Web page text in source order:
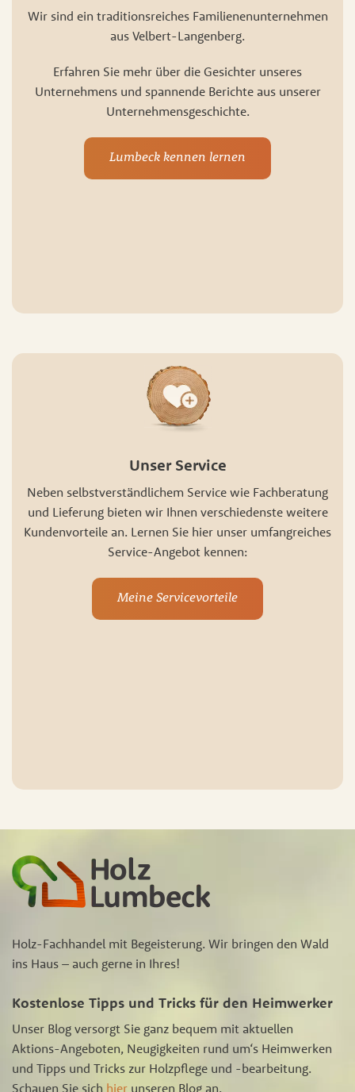
Wir sind ein traditionsreiches Familienenunternehmen
aus Velbert-Langenberg.
Erfahren Sie mehr über die Gesichter unseres
Unternehmens und spannende Berichte aus unserer
Unternehmensgeschichte.
Lumbeck kennen lernen
Unser Service
Neben selbstverständlichem Service wie Fachberatung
und Lieferung bieten wir Ihnen verschiedenste weitere
Kundenvorteile an. Lernen Sie hier unser umfangreiches
Service-Angebot kennen:
Meine Servicevorteile
Holz-Fachhandel mit Begeisterung. Wir bringen den Wald
ins Haus – auch gerne in Ihres!
Kostenlose Tipps und Tricks für den Heimwerker
Unser Blog versorgt Sie ganz bequem mit aktuellen
Aktions-Angeboten, Neugigkeiten rund um‘s Heimwerken
und Tipps und Tricks zur Holzpflege und -bearbeitung.
Schauen Sie sich hier unseren Blog an.